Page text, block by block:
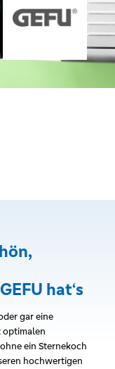
hat‘s
gar eine
optimalen
ein Sternekoch
hochwertigen